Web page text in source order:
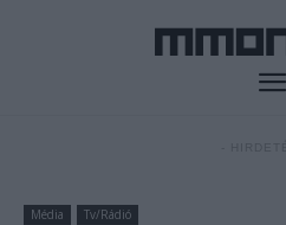
Média Tv/Rádió